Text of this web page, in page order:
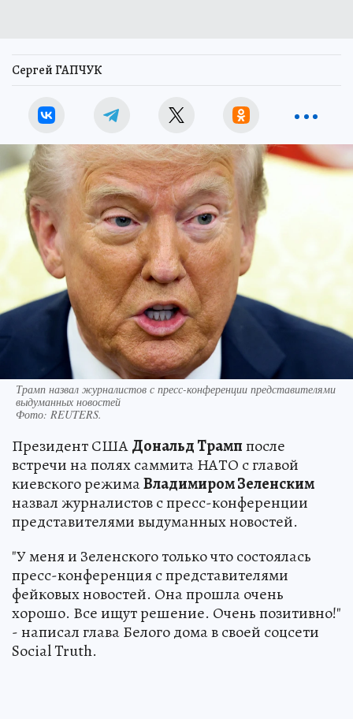
Сергей ГАПЧУК
Трамп назвал журналистов с пресс-конференции представителями
выдуманных новостей
Фото: REUTERS.
Президент СШАДональд Трамппосле
встречи на полях саммита НАТО с главой
киевского режимаВладимиром Зеленским
назвал журналистов с пресс-конференции
представителями выдуманных новостей.
"У меня и Зеленского только что состоялась
пресс-конференция с представителями
фейковых новостей. Она прошла очень
хорошо. Все ищут решение. Очень позитивно!"
- написал глава Белого дома в своей соцсети
Social Truth.